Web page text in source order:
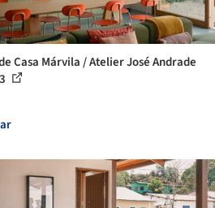
Casa Márvila / Atelier José Andrade